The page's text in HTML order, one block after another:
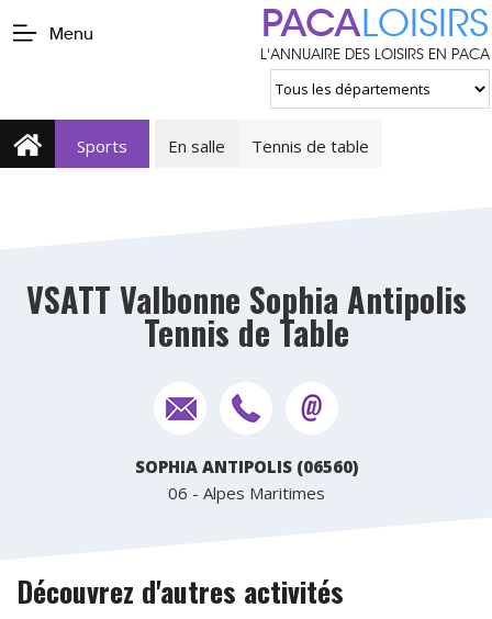
Menu PACALOISIRS
L'ANNUAIRE DES LOISIRS EN PACA
Sports En salle Tennis de table
VSATT Valbonne Sophia Antipolis
Tennis de Table
SOPHIA ANTIPOLIS (06560)
06 - Alpes Maritimes
Découvrez d'autres activités